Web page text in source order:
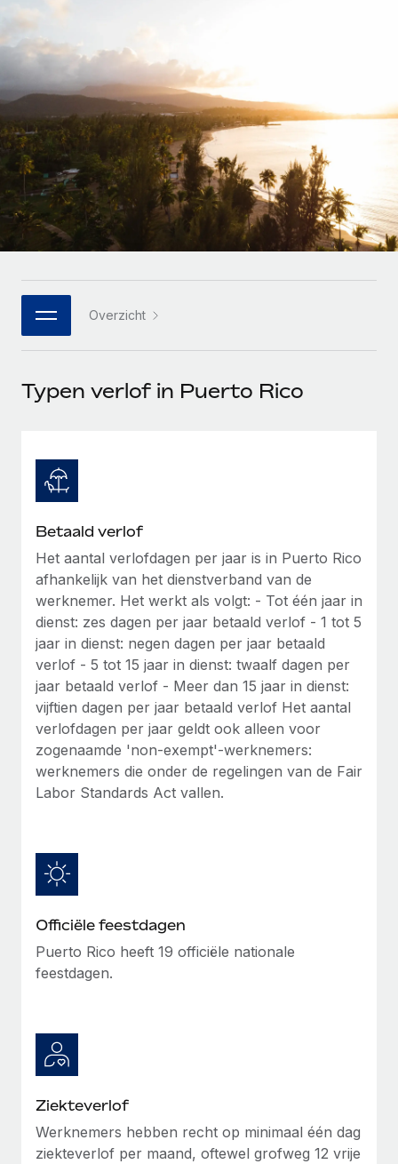
PEO
Ingewikkelde HR-taken eenvoudig uitbesteden
INFRASTRUCTUUR
Remote Embedded
HR naadloos in workflows integreren
Platform
Ingebouwde essentiële HR-functies voor je team
Integraties
DIENSTEN
Krijg hulp van global HR- en juridische experts
Achtergrondonderzoek
kandidaten
Compliance Watchtower
Blijf compliance-risico's voor
Apparaatbeheer
Lever en track wereldwijd IT-middelen
Entiteiten oprichten
Stel snel compliant entiteiten op
Mobiliteit en overplaatsing
Plaats werknemers moeiteloos over
beheren
GROEIFASE
Start-ups
Flexibele global HR en payroll solutions voor groeiende
bedrijven
Mid-market
Teams uitbreiden met HR solutions op maat
Enterprise
Global HR voor grote bedrijven
WERK MET ONS SAMEN
Strategische technologiepartners
Een partner worden
Integraties en advies over AI-automatiseringen
internationale zzp'ers
LEREN MET REMOTE
Onderzoek en gidsen
Casestudy's
HR-woordenlijst
Checklists en templates
Webinars
Newsroom
Inzichtencentrum
Support
BLOG
Global Payroll
EOR en PEO
Contractor Management
Belastingen
Naar de blog
Productupdates van Remote: Gusto- en Xero-
integraties en Contractor Management Plus
Het blijft de missie van Remote om alle soorten bedrijven
te helpen bij het aannemen, beheren en...
Meer informatie
Hoe Phiture 55 werknemers in 19 landen
beheert met Remote
mobiele groeiadviessector, zet zich sinds 2016...
Meer informatie
Français
Deutsch
Español
Italiano
Português (Portugal)
日本語
한국어
Overzicht
Typen verlof in Puerto Rico
Betaald verlof
Het aantal verlofdagen per jaar is in Puerto Rico
afhankelijk van het dienstverband van de
werknemer. Het werkt als volgt: - Tot één jaar in
dienst: zes dagen per jaar betaald verlof - 1 tot 5
jaar in dienst: negen dagen per jaar betaald
verlof - 5 tot 15 jaar in dienst: twaalf dagen per
jaar betaald verlof - Meer dan 15 jaar in dienst:
vijftien dagen per jaar betaald verlof Het aantal
verlofdagen per jaar geldt ook alleen voor
zogenaamde 'non-exempt'-werknemers:
werknemers die onder de regelingen van de Fair
Labor Standards Act vallen.
Officiële feestdagen
Puerto Rico heeft 19 officiële nationale
feestdagen.
Ziekteverlof
Werknemers hebben recht op minimaal één dag
ziekteverlof per maand, oftewel grofweg 12 vrije